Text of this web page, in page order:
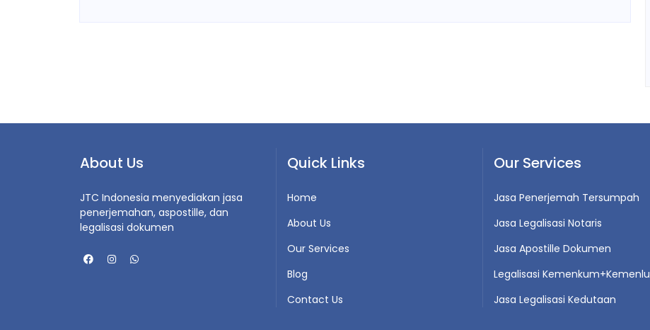
About Us
JTC Indonesia menyediakan jasa
penerjemahan, aspostille, dan
legalisasi dokumen
Quick Links
Home
About Us
Our Services
Blog
Contact Us
Our Services
Jasa Penerjemah Tersumpah
Jasa Legalisasi Notaris
Jasa Apostille Dokumen
Legalisasi Kemenkum+Kemenlu
Jasa Legalisasi Kedutaan